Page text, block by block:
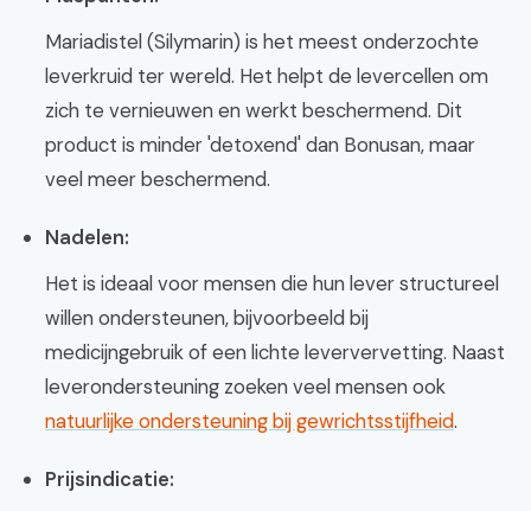
Mariadistel (Silymarin) is het meest onderzochte
leverkruid ter wereld. Het helpt de levercellen om
zich te vernieuwen en werkt beschermend. Dit
product is minder 'detoxend' dan Bonusan, maar
veel meer beschermend.
Nadelen:
Het is ideaal voor mensen die hun lever structureel
willen ondersteunen, bijvoorbeeld bij
medicijngebruik of een lichte leververvetting. Naast
leverondersteuning zoeken veel mensen ook
natuurlijke ondersteuning bij gewrichtsstijfheid.
Prijsindicatie: